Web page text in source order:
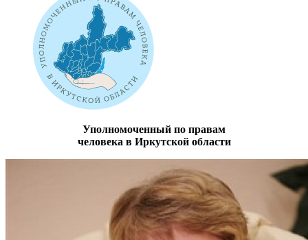
Уполномоченный по правам
человека в Иркутской области